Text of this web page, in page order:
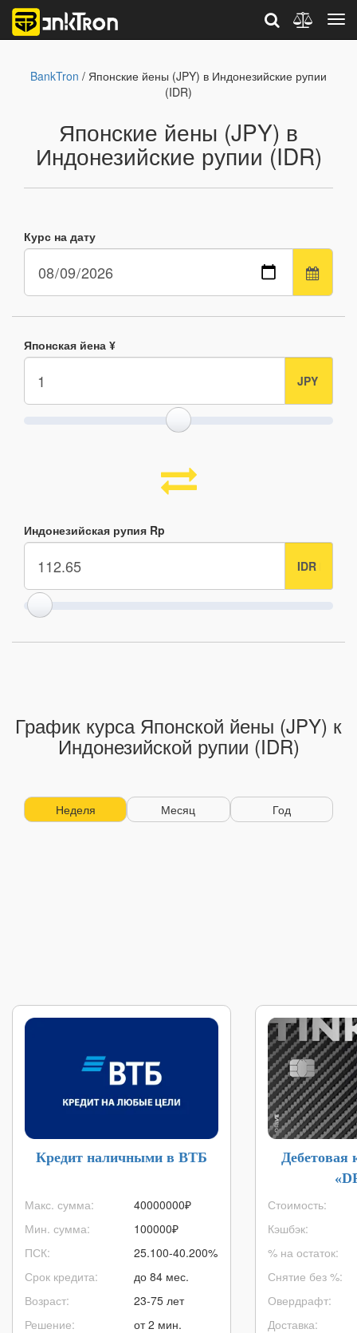
BankTron / Японские йены (JPY) в Индонезийские рупии
(IDR)
Японские йены (JPY) в
Индонезийские рупии (IDR)
Курс на дату
Японская йена ¥
Индонезийская рупия Rp
График курса Японской йены (JPY) к
Индонезийской рупии (IDR)
Неделя Месяц Год
Кредит наличными в ВТБ
Макс. сумма:
Мин. сумма:
ПСК:
Срок кредита:
Возраст:
Решение:
40000000₽
100000₽
25.100-40.200%
до 84 мес.
23-75 лет
от 2 мин.
Дебетовая
Стоимость:
Кэшбэк:
% на остаток:
Снятие без %:
Овердрафт:
Доставка: